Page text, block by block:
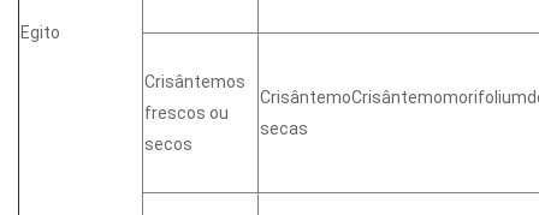
Egito
Crisântemos
frescos ou
secos
secas